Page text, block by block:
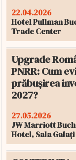
22.04.2026
Hotel Pullman
Trade Center
Upgrade
PNRR: Cum
prăbușirea
2027?
27.05.2026
JW Marriott
Hotel, Sala Galați